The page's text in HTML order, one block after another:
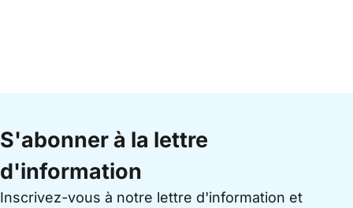
S'abonner à la lettre
d'information
Inscrivez-vous à notre lettre d'information et